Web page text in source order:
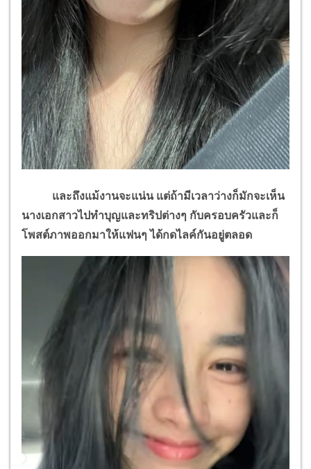
และถึงแม้งานจะแน่น แต่ถ้ามีเวลาว่างก็มักจะเห็น
นางเอกสาวไปทำบุญและทริปต่างๆ กับครอบครัวและก็
โพสต์ภาพออกมาให้แฟนๆ ได้กดไลค์กันอยู่ตลอด